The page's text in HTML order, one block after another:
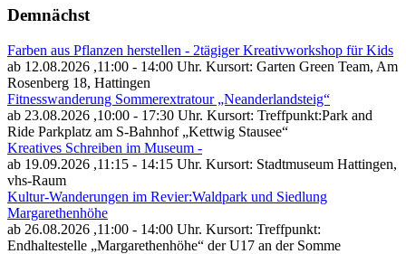
Demnächst
Farben aus Pflanzen herstellen - 2tägiger Kreativworkshop für Kids
ab 12.08.2026 ,11:00 - 14:00 Uhr. Kursort: Garten Green Team, Am
Rosenberg 18, Hattingen
Fitnesswanderung Sommerextratour „Neanderlandsteig“
ab 23.08.2026 ,10:00 - 17:30 Uhr. Kursort: Treffpunkt:Park and
Ride Parkplatz am S-Bahnhof „Kettwig Stausee“
Kreatives Schreiben im Museum -
ab 19.09.2026 ,11:15 - 14:15 Uhr. Kursort: Stadtmuseum Hattingen,
vhs-Raum
Kultur-Wanderungen im Revier:Waldpark und Siedlung
Margarethenhöhe
ab 26.08.2026 ,11:00 - 14:00 Uhr. Kursort: Treffpunkt:
Endhaltestelle „Margarethenhöhe“ der U17 an der Somme